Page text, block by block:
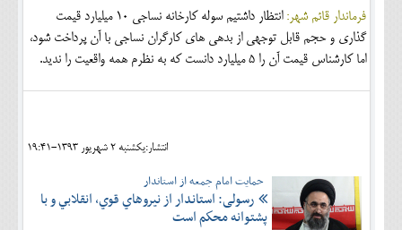
فرماندار قائم شهر:
انتظار داشتیم سوله کارخانه نساجی 10 میلیارد قیمت
گذاری و حجم قابل توجهی از بدهی های کارگران نساجی با آن پرداخت شود،
اما کارشناس قیمت آن را 5 میلیارد دانست که به نظرم همه واقعیت را ندید.
انتشار:يکشنبه 2 شهريور 1393-19:41
حمایت امام جمعه از استاندار
رسولی: استاندار از نيروهاي قوي، انقلابي و با
پشتوانه محكم است